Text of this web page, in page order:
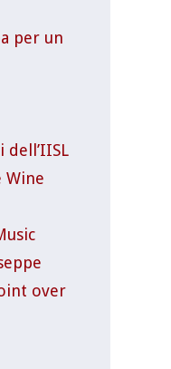
per un
Wine
over